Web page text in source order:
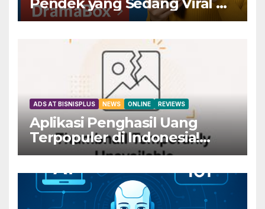
Seluruh Internet di
ADS AT BISNISPLUS NEWS ONLINE REVIEWS
Aplikasi Penghasil Uang
Terpopuler di Indonesia!
Dapatkan Rp800 Sekarang